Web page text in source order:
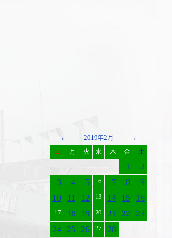
← 2019年2月 →
日 月 火 水 木 金 土
1
2
3
4 5 6 7 8
9
10
11 12 13 14 15 16
17 18 19 20 21 22 23
24 25 26 27 28